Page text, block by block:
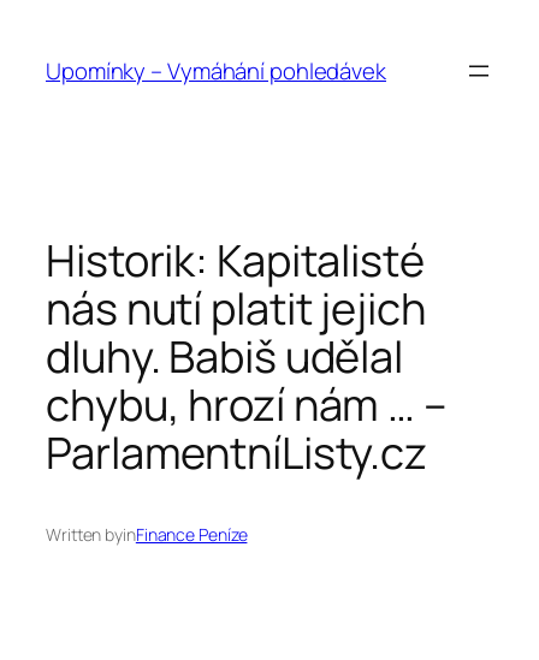
obsahUpomínky – Vymáhání pohledávek
Historik: Kapitalisté
nás nutí platit jejich
dluhy. Babiš udělal
chybu, hrozí nám … –
ParlamentníListy.cz
Written byinFinance Peníze